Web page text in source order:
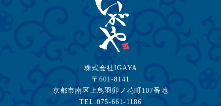
株式会社IGAYA
〒601-8141
京都市南区上鳥羽卯ノ花町107番地
TEL:075-661-1186